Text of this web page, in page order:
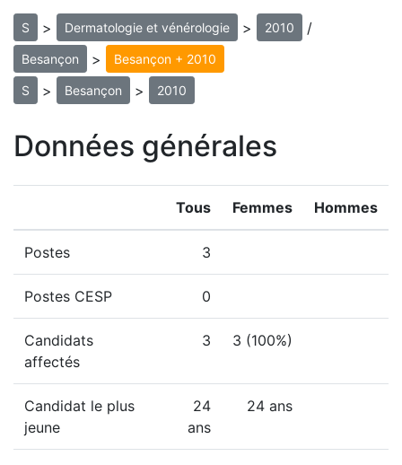
S > Dermatologie et vénérologie > 2010 /
Besançon > Besançon + 2010
S > Besançon > 2010
Données générales
Tous Femmes Hommes
Postes 3
Postes CESP 0
Candidats
affectés
3 3 (100%)
Candidat le plus
jeune
24
ans
24 ans